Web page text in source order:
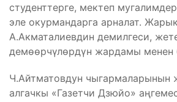
студенттерге, мектеп
эле окурмандарга арналат.
А.Акматалиевдин демилгеси,
демөөрчүлөрдүн жардамы менен
Ч.Айтматовдун чыгармаларынын
алгачкы «Газетчи Дзюйо»